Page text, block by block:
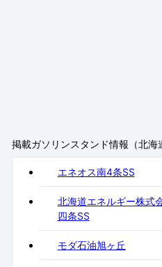
掲載ガソリンスタンド情報（北海
エネオス南4条SS
北海道エネルギー株式
四条SS
モダ石油旭ヶ丘